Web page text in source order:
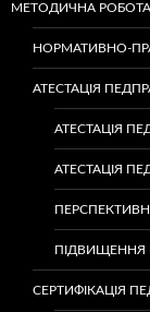
МЕТОДИЧНА РОБОТА
НОРМАТИВНО-
АТЕСТАЦІЯ
АТЕСТАЦІЯ
АТЕСТАЦІЯ
ПІДВИЩЕННЯ
СЕРТИФІКАЦІЯ